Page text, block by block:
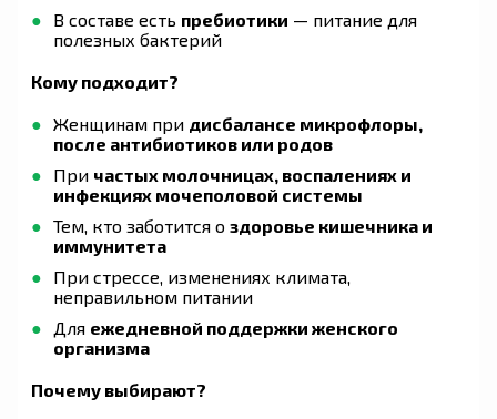
В составе есть пребиотики — питание для
полезных бактерий
Кому подходит?
Женщинам при дисбалансе микрофлоры,
после антибиотиков или родов
При частых молочницах, воспалениях и
инфекциях мочеполовой системы
Тем, кто заботится о здоровье кишечника и
иммунитета
При стрессе, изменениях климата,
неправильном питании
Для ежедневной поддержки женского
организма
Почему выбирают?